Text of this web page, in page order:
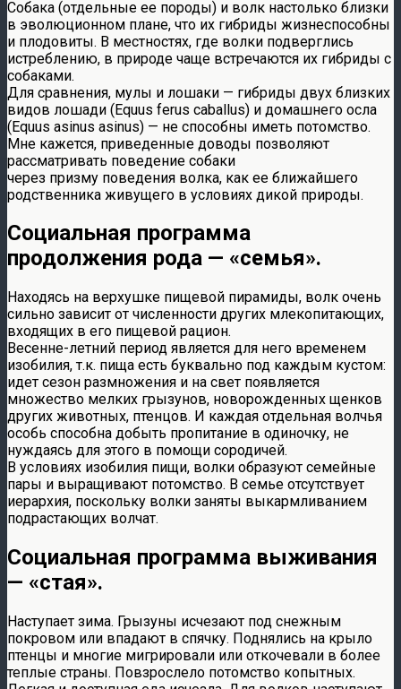
Собака (отдельные ее породы) и волк настолько близки
в эволюционном плане, что их гибриды жизнеспособны
и плодовиты. В местностях, где волки подверглись
истреблению, в природе чаще встречаются их гибриды с
собаками.
Для сравнения, мулы и лошаки — гибриды двух близких
видов лошади (Equus ferus caballus) и домашнего осла
(Equus asinus asinus) — не способны иметь потомство.
Мне кажется, приведенные доводы позволяют
рассматривать поведение собаки
через призму поведения волка, как ее ближайшего
родственника живущего в условиях дикой природы.
Социальная программа
продолжения рода — «семья».
Находясь на верхушке пищевой пирамиды, волк очень
сильно зависит от численности других млекопитающих,
входящих в его пищевой рацион.
Весенне-летний период является для него временем
изобилия, т.к. пища есть буквально под каждым кустом:
идет сезон размножения и на свет появляется
множество мелких грызунов, новорожденных щенков
других животных, птенцов. И каждая отдельная волчья
особь способна добыть пропитание в одиночку, не
нуждаясь для этого в помощи сородичей.
В условиях изобилия пищи, волки образуют семейные
пары и выращивают потомство. В семье отсутствует
иерархия, поскольку волки заняты выкармливанием
подрастающих волчат.
Социальная программа выживания
— «стая».
Наступает зима. Грызуны исчезают под снежным
покровом или впадают в спячку. Поднялись на крыло
птенцы и многие мигрировали или откочевали в более
теплые страны. Повзрослело потомство копытных.